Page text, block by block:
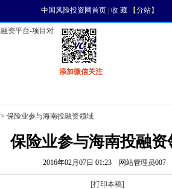
中国风险投资网首页| 收 藏【分站】
添加微信关注
> 保险业参与海南投融资领域
保险业参与海南投融资
2016年02月07日 01:23 网站管理员007
[打印本稿]